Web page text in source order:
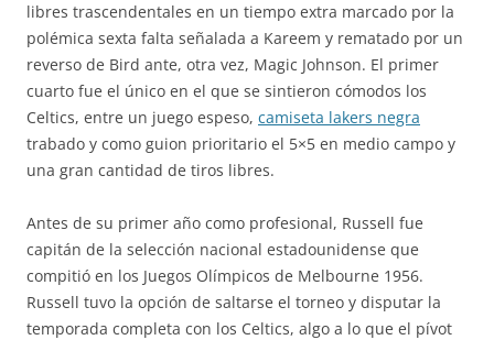
libres trascendentales en un tiempo extra marcado por la
polémica sexta falta señalada a Kareem y rematado por un
reverso de Bird ante, otra vez, Magic Johnson. El primer
cuarto fue el único en el que se sintieron cómodos los
Celtics, entre un juego espeso, camiseta lakers negra
trabado y como guion prioritario el 5×5 en medio campo y
una gran cantidad de tiros libres.
Antes de su primer año como profesional, Russell fue
capitán de la selección nacional estadounidense que
compitió en los Juegos Olímpicos de Melbourne 1956.
Russell tuvo la opción de saltarse el torneo y disputar la
temporada completa con los Celtics, algo a lo que el pívot